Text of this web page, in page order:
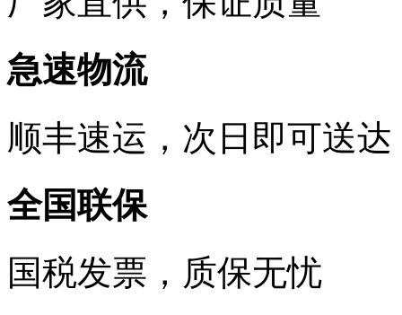
急速物流
顺丰速运，次日即可送达
全国联保
国税发票，质保无忧